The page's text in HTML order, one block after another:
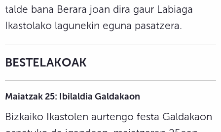
talde bana Berara joan dira gaur Labiaga
Ikastolako lagunekin eguna pasatzera.
BESTELAKOAK
Maiatzak 25: Ibilaldia Galdakaon
Bizkaiko Ikastolen aurtengo festa Galdakaon